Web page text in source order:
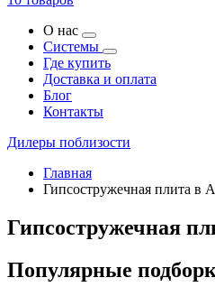
О нас
Системы
Где купить
Доставка и оплата
Блог
Контакты
Дилеры поблизости
Главная
Гипсостружечная плита в
Гипсостружечная
Популярные